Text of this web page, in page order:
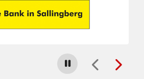
Carousel stoppen